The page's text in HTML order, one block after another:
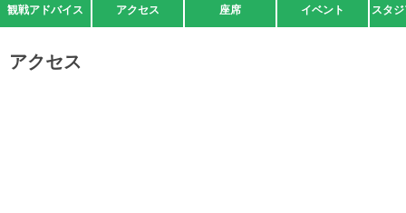
観戦アドバイス アクセス 座席 イベント スタ
アクセス